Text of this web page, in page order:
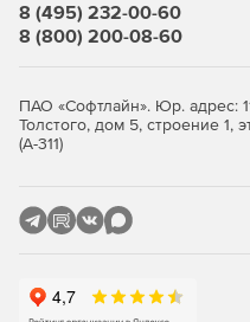
Реализован вариант
экраны и отчеты для 70
системное меню.
Раздел «Железобетонные
сталебетонных колонн
выполняется по
нелинейной диаграмм.
63.13330.2012, СП
8 (495) 232-00-60
8 (800) 200-08-60
ПАО «Софтлайн». Юр. адрес:
Толстого, дом 5, строение
(А-311)